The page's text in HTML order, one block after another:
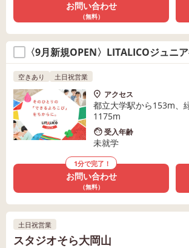
お問い合わせ
（無料）
〈9月新規OPEN〉LITALICOジュニ
空きあり 土日祝営業
アクセス
都立大学駅から153m、
1175m
受入年齢
未就学
1分で完了！
お問い合わせ
（無料）
土日祝営業
スタジオそら大岡山